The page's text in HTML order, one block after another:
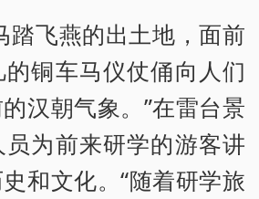
踏飞燕的出土地，面前
铜车马仪仗俑向人们
汉朝气象。”在雷台景
为前来研学的游客讲
和文化。“随着研学旅